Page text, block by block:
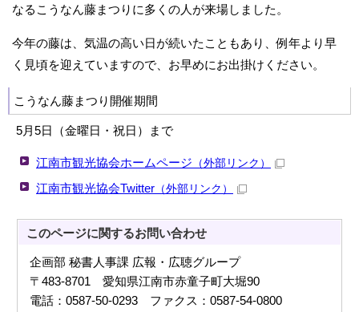
なるこうなん藤まつりに多くの人が来場しました。
今年の藤は、気温の高い日が続いたこともあり、例年より早
く見頃を迎えていますので、お早めにお出掛けください。
こうなん藤まつり開催期間
5月5日（金曜日・祝日）まで
江南市観光協会ホームページ （外部リンク）
江南市観光協会Twitter （外部リンク）
このページに関するお問い合わせ
企画部 秘書人事課 広報・広聴グループ
〒483-8701 愛知県江南市赤童子町大堀90
電話：0587-50-0293 ファクス：0587-54-0800